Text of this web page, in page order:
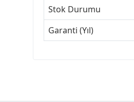
Stok Durumu
Garanti (Yıl)